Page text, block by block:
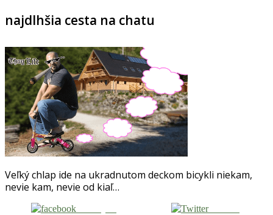
v
komunite,
kde
je
čas
relatívny.
Hulic.sk
prináša
čerstvé
novinky
z
konopnej
scény,
najdlhšia cesta na chatu
Veľký chlap ide na ukradnutom deckom bicykli niekam,
nevie kam, nevie od kiaľ…
Tweetni